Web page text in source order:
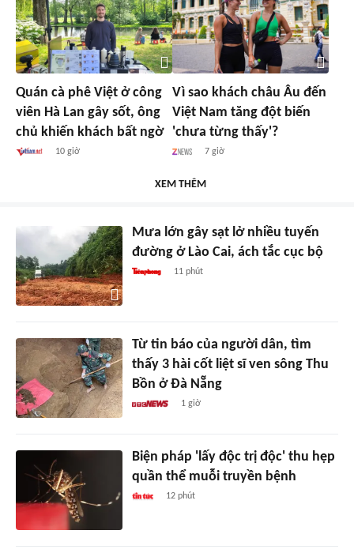
Quán cà phê Việt ở công
viên Hà Lan gây sốt, ông
chủ khiến khách bất ngờ
10 giờ
Vì sao khách châu Âu đến
Việt Nam tăng đột biến
'chưa từng thấy'?
7 giờ
XEM THÊM
Mưa lớn gây sạt lở nhiều tuyến
đường ở Lào Cai, ách tắc cục bộ
11 phút
Từ tin báo của người dân, tìm
thấy 3 hài cốt liệt sĩ ven sông Thu
Bồn ở Đà Nẵng
1 giờ
Biện pháp 'lấy độc trị độc' thu hẹp
quần thể muỗi truyền bệnh
12 phút